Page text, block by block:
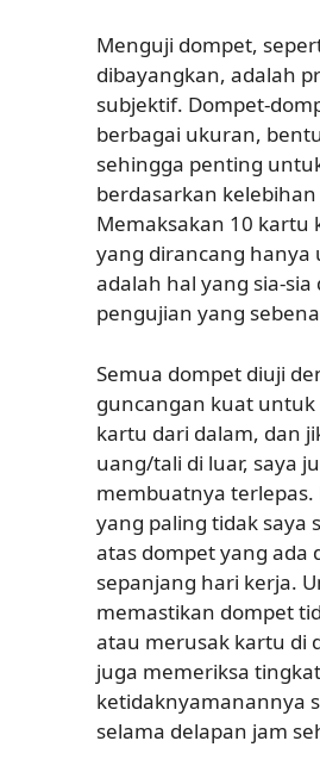
Menguji dompet,
dibayangkan, adalah
subjektif. Dompet-
berbagai ukuran,
sehingga penting
berdasarkan
Memaksakan 10 kartu
yang dirancang hanya
adalah hal yang sia-sia
pengujian yang
Semua dompet diuji
guncangan kuat
kartu dari dalam, dan
uang/tali di luar, saya
membuatnya
yang paling tidak saya
atas dompet yang ada
sepanjang hari kerja.
memastikan dompet
atau merusak kartu di
juga memeriksa tingkat
ketidaknyamanannya
selama delapan jam